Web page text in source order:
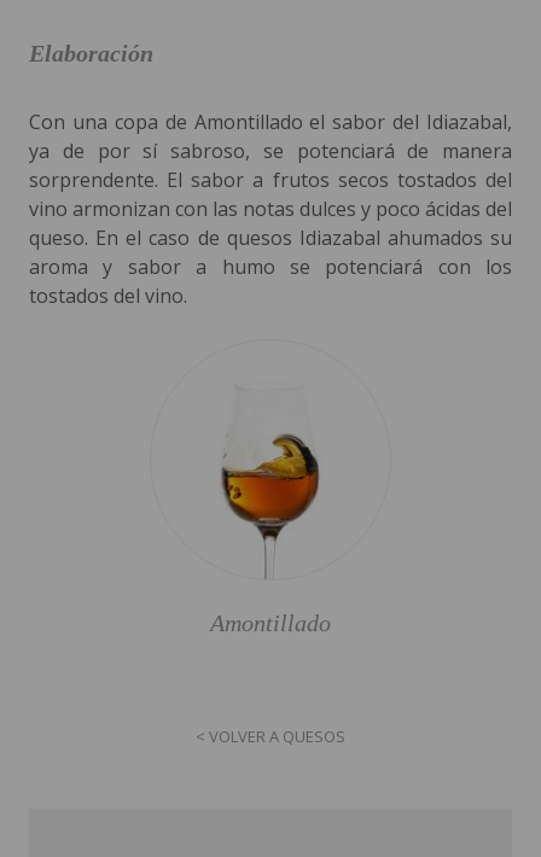
Elaboración
Con una copa de Amontillado el sabor del Idiazabal,
ya de por sí sabroso, se potenciará de manera
sorprendente. El sabor a frutos secos tostados del
vino armonizan con las notas dulces y poco ácidas del
queso. En el caso de quesos Idiazabal ahumados su
aroma y sabor a humo se potenciará con los
tostados del vino.
Amontillado
< VOLVER A QUESOS